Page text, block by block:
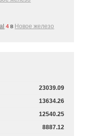
4 в Новое железо
23039.09
13634.26
12540.25
8887.12